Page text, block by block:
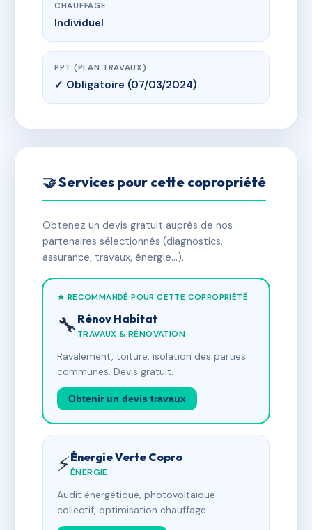
CHAUFFAGE
Individuel
PPT (PLAN TRAVAUX)
✓ Obligatoire (07/03/2024)
🤝 Services pour cette copropriété
Obtenez un devis gratuit auprès de nos
partenaires sélectionnés (diagnostics,
assurance, travaux, énergie…).
★ RECOMMANDÉ POUR CETTE COPROPRIÉTÉ
🔧 Rénov Habitat
TRAVAUX & RÉNOVATION
Ravalement, toiture, isolation des parties
communes. Devis gratuit.
Obtenir un devis travaux
⚡Énergie Verte Copro
ÉNERGIE
Audit énergétique, photovoltaïque
collectif, optimisation chauffage.